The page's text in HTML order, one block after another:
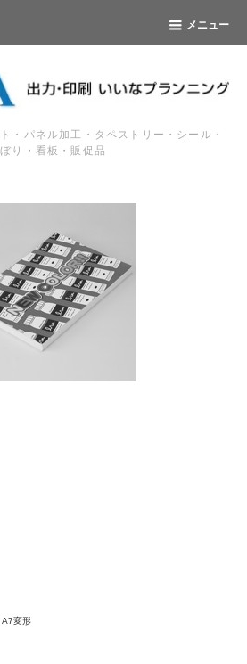
メニュー
・パネル加工・タペストリー・シール・
り・看板・販促品
A7変形